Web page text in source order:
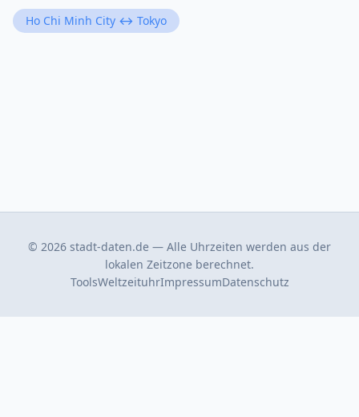
Ho Chi Minh City ↔ Tokyo
© 2026 stadt-daten.de — Alle Uhrzeiten werden aus der
lokalen Zeitzone berechnet.
ToolsWeltzeituhrImpressumDatenschutz